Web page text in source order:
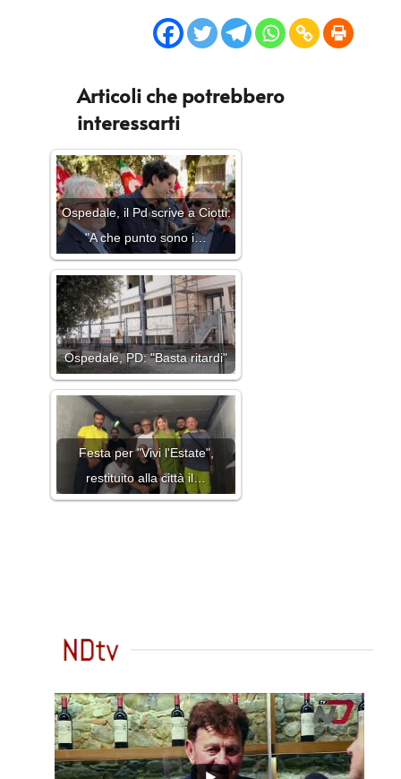
Articoli che potrebbero
interessarti
Ospedale, il Pd scrive a Ciotti:
"A che punto sono i…
Ospedale, PD: "Basta ritardi"
Festa per "Vivi l'Estate",
restituito alla città il…